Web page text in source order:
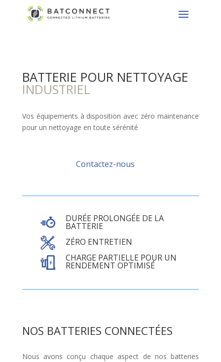
BATTERIE POUR NETTOYAGE
INDUSTRIEL
Vos équipements à disposition avec zéro maintenance
pour un nettoyage en toute sérénité
Contactez-nous
DURÉE PROLONGÉE DE LA
BATTERIE
ZÉRO ENTRETIEN
CHARGE PARTIELLE POUR UN
RENDEMENT OPTIMISÉ
NOS BATTERIES CONNECTÉES
Nous avons conçu chaque aspect de nos batteries